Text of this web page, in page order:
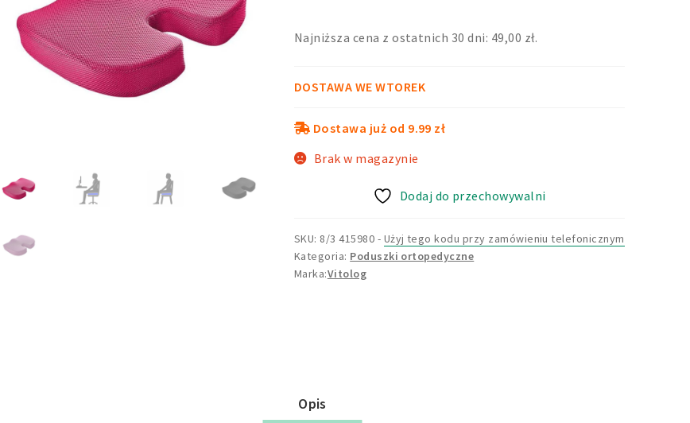
wynosiła:wynosi:
Najniższa cena z ostatnich 30 dni: 49,00 zł.
DOSTAWA WE WTOREK
Dostawa już od 9.99 zł
Brak w magazynie
Dodaj do przechowywalni
SKU: 8/3 415980 - Użyj tego kodu przy zamówieniu telefonicznym
Kategoria: Poduszki ortopedyczne
Vitolog
Opis